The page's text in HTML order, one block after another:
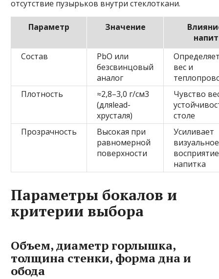
отсутствие пузырьков внутри стеклоткани.
Параметр Значение
Состав
PbO или
безсвинцовый
аналог
вес и
Плотность
≈2,8–3,0 г/см3
(дляlead-
хрусталя)
Чувство
столе
Прозрачность
Высокая при
равномерной
поверхности
Усиливает
визуальное
восприятие
напитка
Параметры бокалов и
критерии выбора
Объем, диаметр горлышка,
толщина стенки, форма дна и
обода